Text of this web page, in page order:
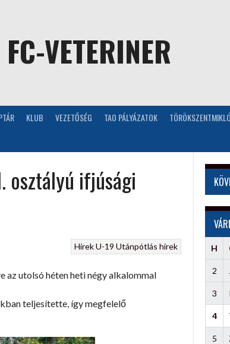
VETERINER
KLUB VEZETŐSÉG TAO PÁLYÁZATOK
osztályú ifjúsági
HírekU-19 Utánpótlás hírek
az utolsó héten heti négy alkalommal
teljesítette, így megfelelő
H
2
3
4
5